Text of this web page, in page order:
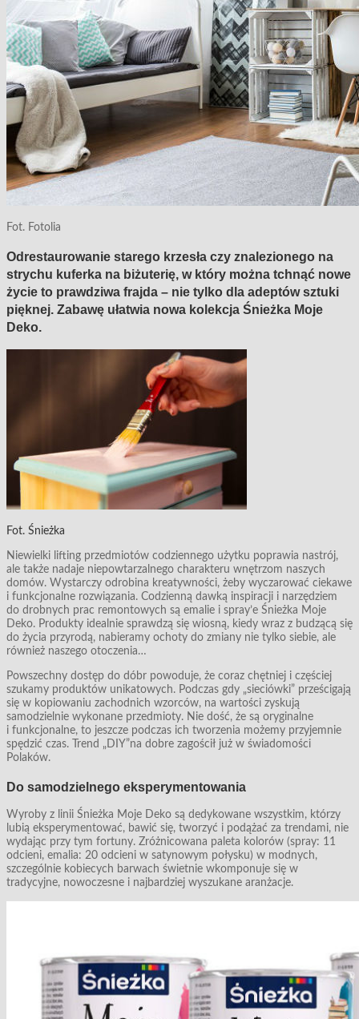
Fot. Fotolia
Odrestaurowanie starego krzesła czy znalezionego na
strychu kuferka na biżuterię, w który można tchnąć nowe
życie to prawdziwa frajda – nie tylko dla adeptów sztuki
pięknej. Zabawę ułatwia nowa kolekcja Śnieżka Moje
Deko.
Fot. Śnieżka
Niewielki lifting przedmiotów codziennego użytku poprawia nastrój,
ale także nadaje niepowtarzalnego charakteru wnętrzom naszych
domów. Wystarczy odrobina kreatywności, żeby wyczarować ciekawe
i funkcjonalne rozwiązania. Codzienną dawką inspiracji i narzędziem
do drobnych prac remontowych są emalie i spray’e Śnieżka Moje
Deko. Produkty idealnie sprawdzą się wiosną, kiedy wraz z budzącą się
do życia przyrodą, nabieramy ochoty do zmiany nie tylko siebie, ale
również naszego otoczenia…
Powszechny dostęp do dóbr powoduje, że coraz chętniej i częściej
szukamy produktów unikatowych. Podczas gdy „sieciówki” prześcigają
się w kopiowaniu zachodnich wzorców, na wartości zyskują
samodzielnie wykonane przedmioty. Nie dość, że są oryginalne
i funkcjonalne, to jeszcze podczas ich tworzenia możemy przyjemnie
spędzić czas. Trend „DIY”na dobre zagościł już w świadomości
Polaków.
Do samodzielnego eksperymentowania
Wyroby z linii Śnieżka Moje Deko są dedykowane wszystkim, którzy
lubią eksperymentować, bawić się, tworzyć i podążać za trendami, nie
wydając przy tym fortuny. Zróżnicowana paleta kolorów (spray: 11
odcieni, emalia: 20 odcieni w satynowym połysku) w modnych,
szczególnie kobiecych barwach świetnie wkomponuje się w
tradycyjne, nowoczesne i najbardziej wyszukane aranżacje.